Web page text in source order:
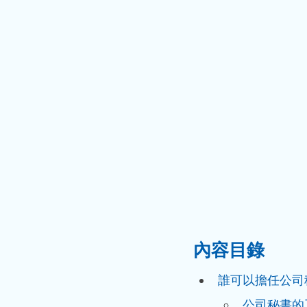
內容目錄
誰可以擔任公司